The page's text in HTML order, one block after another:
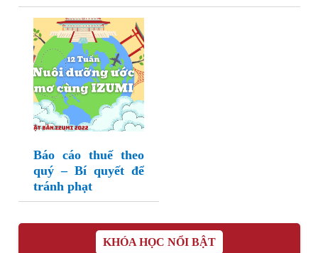
Báo cáo thuế theo
quý – Bí quyết để
tránh phạt
KHÓA HỌC NỔI BẬT